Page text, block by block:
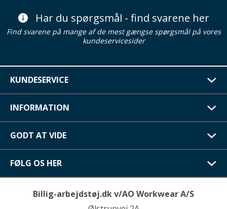
Har du spørgsmål - find svarene her
Find svarene på mange af de mest gængse spørgsmål på vores
kundeservicesider
KUNDESERVICE
INFORMATION
GODT AT VIDE
FØLG OS HER
Billig-arbejdstøj.dk v/AO Workwear A/S